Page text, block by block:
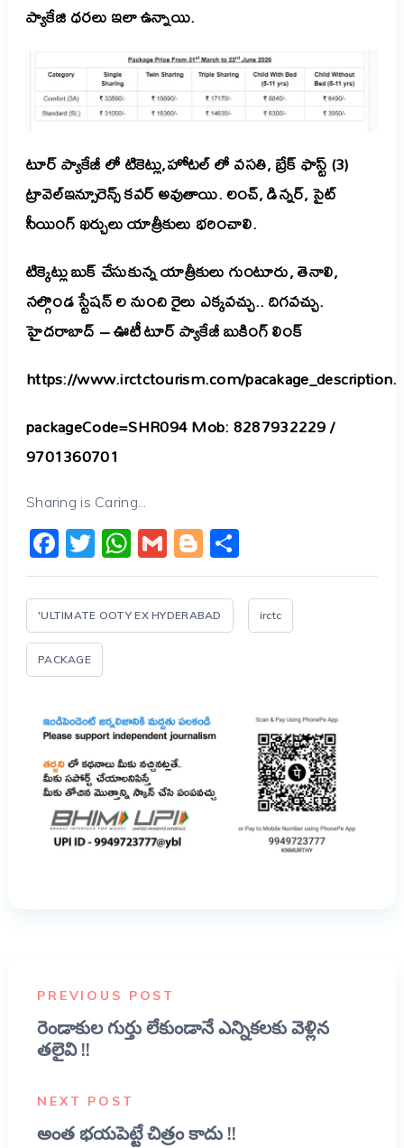
ప్యాకేజి ధరలు ఇలా ఉన్నాయి.
టూర్ ప్యాకేజీ లో టికెట్లు,హోటల్ లో వసతి, బ్రేక్ ఫాస్ట్ (3)
ట్రావెల్ఇన్సూరెన్స్ కవర్ అవుతాయి. లంచ్, డిన్నర్, సైట్
సీయింగ్ ఖర్చులు యాత్రీకులు భరించాలి.
టిక్కెట్లు బుక్ చేసుకున్న యాత్రీకులు గుంటూరు, తెనాలి,
నల్గొండ స్టేషన్ ల నుంచి రైలు ఎక్కవచ్చు.. దిగవచ్చు.
హైదరాబాద్ – ఊటీ టూర్ ప్యాకేజీ బుకింగ్ లింక్
https://www.irctctourism.com/pacakage_description.
packageCode=SHR094 Mob: 8287932229 /
9701360701
Sharing is Caring...
Facebook
Twitter
WhatsApp
GmailBlogger
Share
'ULTIMATE OOTY EX HYDERABAD irctc
PACKAGE
PREVIOUS POST
రెండాకుల గుర్తు లేకుండానే ఎన్నికలకు వెళ్లిన
తలైవి !!
NEXT POST
అంత భయపెట్టే చిత్రం కాదు !!